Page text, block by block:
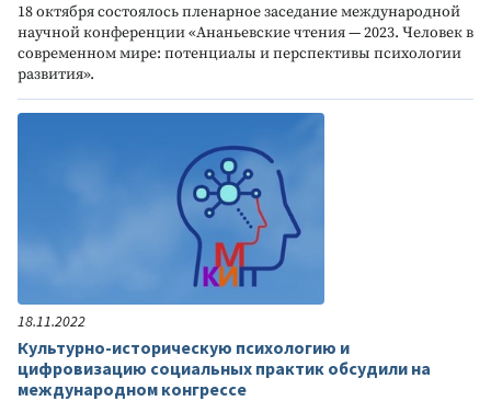
18 октября состоялось пленарное заседание международной
научной конференции «Ананьевские чтения — 2023. Человек в
современном мире: потенциалы и перспективы психологии
развития».
18.11.2022
Культурно-историческую психологию и
цифровизацию социальных практик обсудили на
международном конгрессе